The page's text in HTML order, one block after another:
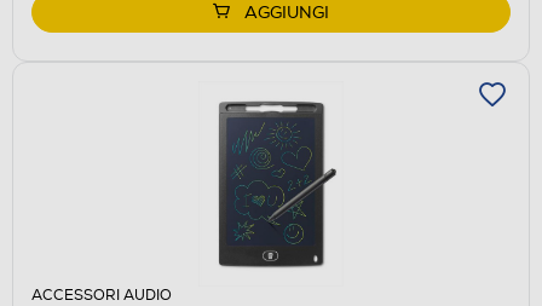
AGGIUNGI
ACCESSORI AUDIO